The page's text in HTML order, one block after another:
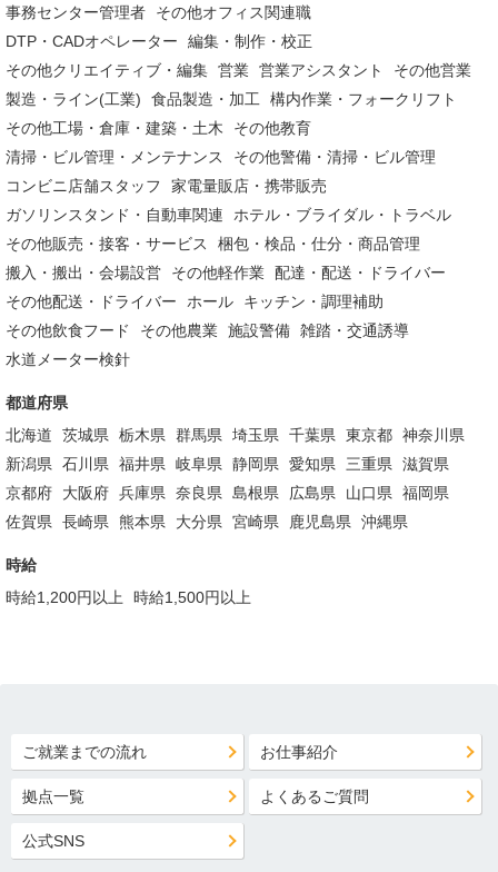
事務センター管理者
その他オフィス関連職
DTP・CADオペレーター
編集・制作・校正
その他クリエイティブ・編集 営業 営業アシスタント
その他営業
製造・ライン(工業)
食品製造・加工
構内作業・フォークリフト
その他工場・倉庫・建築・土木
その他教育
清掃・ビル管理・メンテナンス
その他警備・清掃・ビル管理
コンビニ店舗スタッフ
家電量販店・携帯販売
ガソリンスタンド・自動車関連
ホテル・ブライダル・トラベル
その他販売・接客・サービス
梱包・検品・仕分・商品管理
搬入・搬出・会場設営
その他軽作業 配達・配送・ドライバー
その他配送・ドライバー
ホール
キッチン・調理補助
その他飲食フード
その他農業 施設警備 雑踏・交通誘導
水道メーター検針
都道府県
北海道
茨城県 栃木県 群馬県 埼玉県 千葉県 東京都 神奈川県
新潟県
石川県 福井県 岐阜県 静岡県 愛知県 三重県
滋賀県
京都府
大阪府 兵庫県 奈良県 島根県 広島県 山口県
福岡県
佐賀県
長崎県 熊本県 大分県 宮崎県 鹿児島県 沖縄県
時給
時給1,200円以上
時給1,500円以上
ご就業までの流れ お仕事紹介
拠点一覧 よくあるご質問
公式SNS